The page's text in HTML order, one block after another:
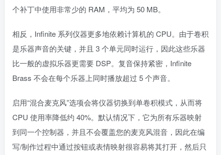
个补丁中使用非常少的 RAM，平均为 50 MB。
相反，Infinite 系列仪器更多地依赖计算机的 CPU。由于卷积
是乐器声音的关键，并且 3 个单元同时运行，因此这些乐器
比一般的虚拟乐器更需要 DSP。复音保持紧密，Infinite
Brass 不会在每个乐器上同时播放超过 5 个声音。
启用“混合麦克风”选项会将仪器切换到单卷积模式，从而将
CPU 使用率降低约 40%。默认情况下，它为所有乐器映射
到同一个控制器，并且不会覆盖您的麦克风混音，因此在编
写/制作过程中通过按钮或表情映射很容易将其打开，然后只